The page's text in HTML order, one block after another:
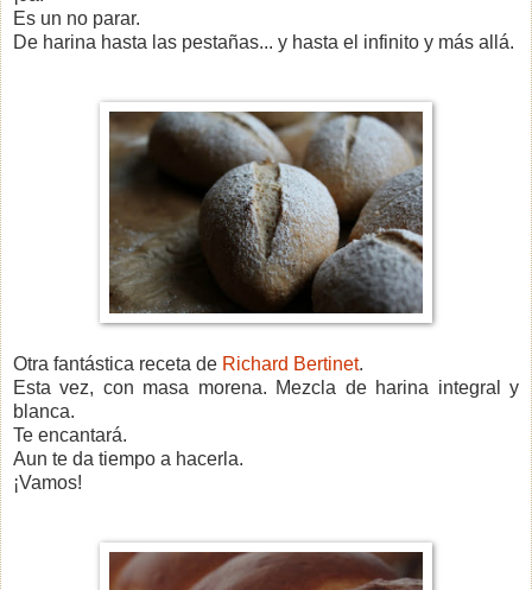
Es un no parar.
De harina hasta las pestañas... y hasta el infinito y más allá.
Otra fantástica receta de Richard Bertinet.
Esta vez, con masa morena. Mezcla de harina integral y
blanca.
Te encantará.
Aun te da tiempo a hacerla.
¡Vamos!